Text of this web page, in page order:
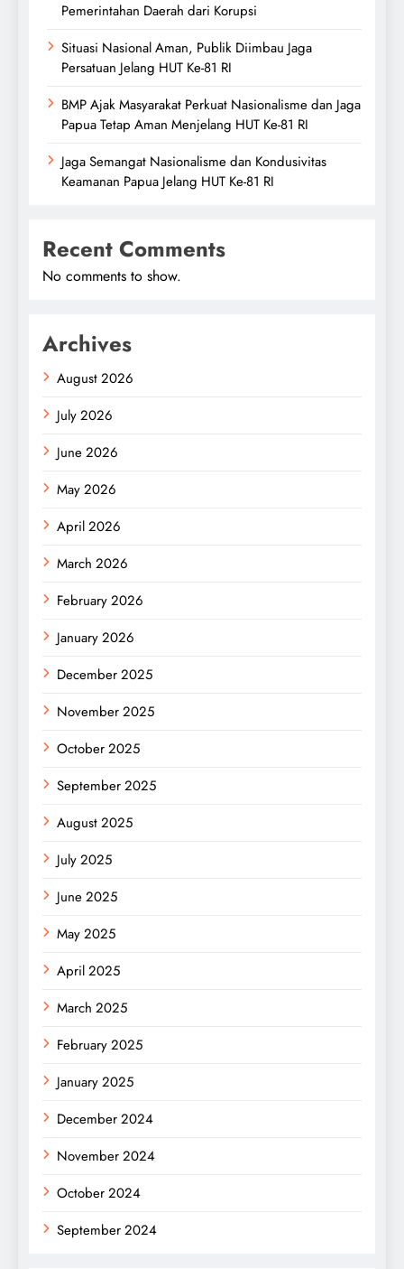
Pemerintahan Daerah dari Korupsi
Situasi Nasional Aman, Publik Diimbau Jaga
Persatuan Jelang HUT Ke-81 RI
BMP Ajak Masyarakat Perkuat Nasionalisme dan Jaga
Papua Tetap Aman Menjelang HUT Ke-81 RI
Jaga Semangat Nasionalisme dan Kondusivitas
Keamanan Papua Jelang HUT Ke-81 RI
Recent Comments
No comments to show.
Archives
August 2026
July 2026
June 2026
May 2026
April 2026
March 2026
February 2026
January 2026
December 2025
November 2025
October 2025
September 2025
August 2025
July 2025
June 2025
May 2025
April 2025
March 2025
February 2025
January 2025
December 2024
November 2024
October 2024
September 2024